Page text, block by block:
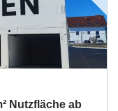
Nutzfläche ab